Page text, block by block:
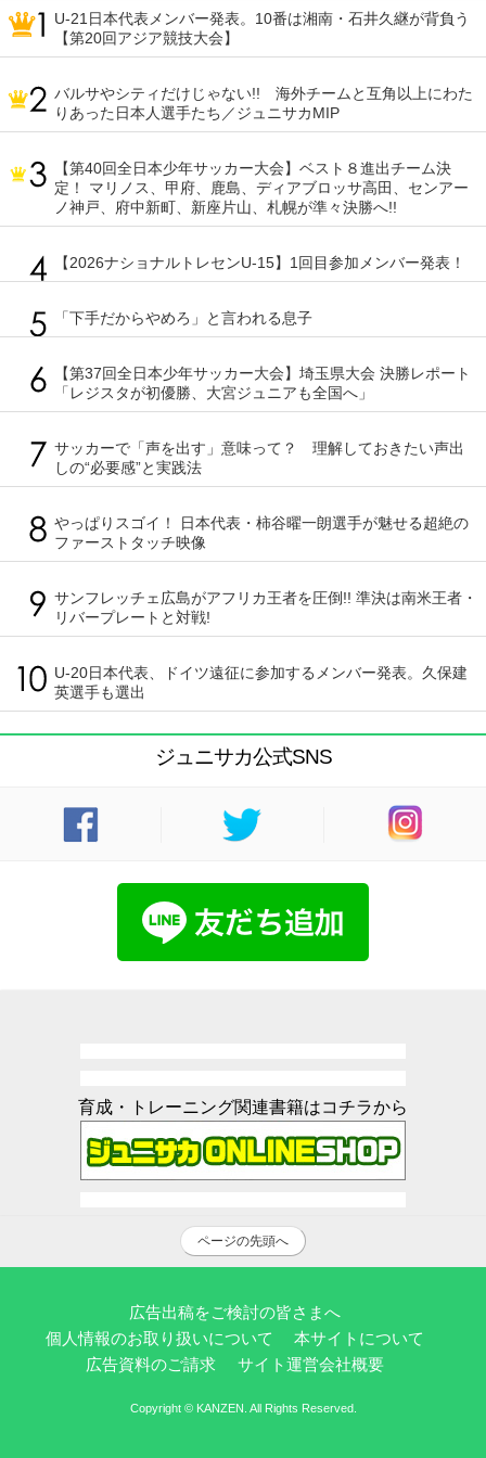
U-21日本代表メンバー発表。10番は湘南・石井久継が背負う
【第20回アジア競技大会】
バルサやシティだけじゃない!! 海外チームと互角以上にわた
りあった日本人選手たち／ジュニサカMIP
【第40回全日本少年サッカー大会】ベスト８進出チーム決
定！ マリノス、甲府、鹿島、ディアブロッサ高田、センアー
ノ神戸、府中新町、新座片山、札幌が準々決勝へ!!
【2026ナショナルトレセンU-15】1回目参加メンバー発表！
「下手だからやめろ」と言われる息子
【第37回全日本少年サッカー大会】埼玉県大会 決勝レポート
「レジスタが初優勝、大宮ジュニアも全国へ」
サッカーで「声を出す」意味って？ 理解しておきたい声出
しの“必要感”と実践法
やっぱりスゴイ！ 日本代表・柿谷曜一朗選手が魅せる超絶の
ファーストタッチ映像
サンフレッチェ広島がアフリカ王者を圧倒!! 準決は南米王者・
リバープレートと対戦!
U-20日本代表、ドイツ遠征に参加するメンバー発表。久保建
英選手も選出
ジュニサカ公式SNS
育成・トレーニング関連書籍はコチラから
ページの先頭へ
広告出稿をご検討の皆さまへ
個人情報のお取り扱いについて
本サイトについて
広告資料のご請求
サイト運営会社概要
Copyright © KANZEN. All Rights Reserved.